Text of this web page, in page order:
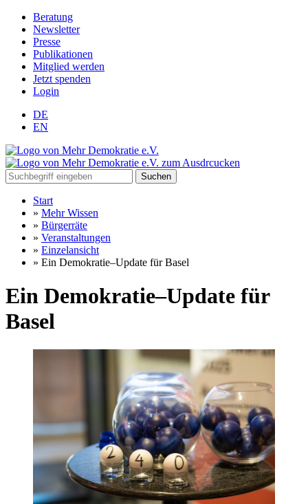
Beratung
Newsletter
Presse
Publikationen
Mitglied werden
Jetzt spenden
Login
DE
EN
Suchen
Start
» Mehr Wissen
» Bürgerräte
» Veranstaltungen
» Einzelansicht
» Ein Demokratie–Update für Basel
Ein Demokratie–Update für
Basel